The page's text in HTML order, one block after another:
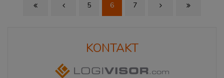
First Page Previous Page
5 6 7 Next PageLast Page
KONTAKT